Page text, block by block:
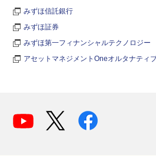
みずほ信託銀行
みずほ証券
みずほ第一フィナンシャルテクノロジー
アセットマネジメントOneオルタナティ